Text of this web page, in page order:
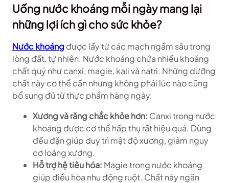
Uống nước khoáng mỗi ngày mang lại
những lợi ích gì cho sức khỏe?
Nước khoáng được lấy từ các mạch ngầm sâu trong
lòng đất, tự nhiên. Nước khoáng chứa nhiều khoáng
chất quý như canxi, magie, kali và natri. Những dưỡng
chất này cơ thể cần nhưng không phải lúc nào cũng
bổ sung đủ từ thực phẩm hàng ngày.
Xương và răng chắc khỏe hơn: Canxi trong nước
khoáng được cơ thể hấp thụ rất hiệu quả. Dùng
đều đặn giúp duy trì mật độ xương, giảm nguy
cơ loãng xương.
Hỗ trợ hệ tiêu hóa: Magie trong nước khoáng
giúp điều hòa nhu động ruột. Chất này ngăn